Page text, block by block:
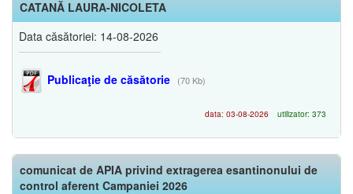
CATANĂ LAURA-NICOLETA
Data căsătoriei: 14-08-2026
Publicaţie de căsătorie (70 Kb)
data: 03-08-2026 utilizator: 373
comunicat de APIA privind extragerea esantinonului de
control aferent Campaniei 2026